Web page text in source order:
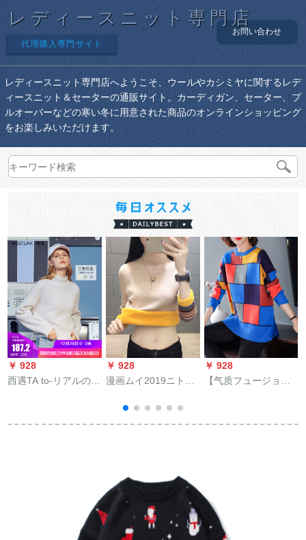
レディースニット専門店
代理購入専門サイト
お問い合わせ
レディースニット専門店へようこそ、ウールやカシミヤに関するレデ
ィースニット＆セーターの通販サイト。カーディガン、セーター、プ
ルオーバーなどの寒い冬に用意された商品のオンラインショッピング
をお楽しみいただけます。
￥ 928
西遇TA to-リアルの外
性1291705青いM
￥ 928
漫画ムイ2019ニトリ
品ゆる韓国ファ·マッ
ト·ゴルフします。
￥ 928
【气质フュージョ
合あわせチェッカー